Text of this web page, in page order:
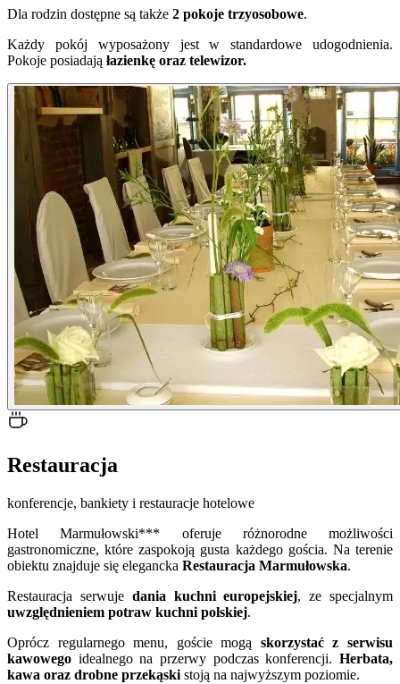
Dla rodzin dostępne są także 2 pokoje trzyosobowe.
Każdy pokój wyposażony jest w standardowe udogodnienia.
Pokoje posiadają łazienkę oraz telewizor.
Restauracja
konferencje, bankiety i restauracje hotelowe
Hotel Marmułowski*** oferuje różnorodne możliwości
gastronomiczne, które zaspokoją gusta każdego gościa. Na terenie
obiektu znajduje się elegancka Restauracja Marmułowska.
Restauracja serwuje dania kuchni europejskiej, ze specjalnym
uwzględnieniem potraw kuchni polskiej.
Oprócz regularnego menu, goście mogą skorzystać z serwisu
kawowego idealnego na przerwy podczas konferencji. Herbata,
kawa oraz drobne przekąski stoją na najwyższym poziomie.